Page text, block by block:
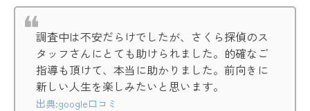
調査中は不安だらけでしたが、さくら探偵のス
タッフさんにとても助けられました。的確なご
指導も頂けて、本当に助かりました。前向きに
新しい人生を楽しみたいと思います。
出典:google口コミ